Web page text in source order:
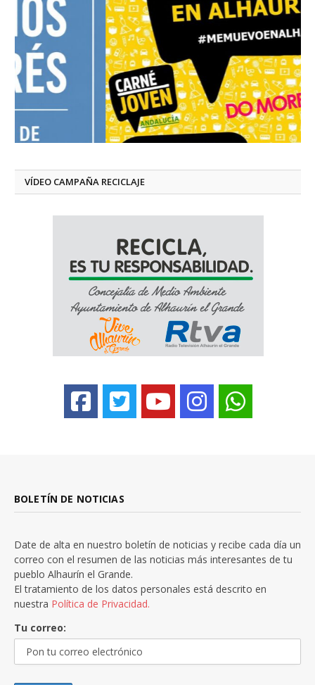
VÍDEO CAMPAÑA RECICLAJE
BOLETÍN DE NOTICIAS
Date de alta en nuestro boletín de noticias y recibe cada día un
correo con el resumen de las noticias más interesantes de tu
pueblo Alhaurín el Grande.
El tratamiento de los datos personales está descrito en
nuestra Política de Privacidad.
Tu correo: